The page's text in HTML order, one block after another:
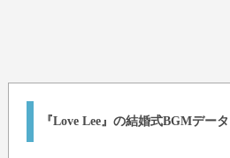
『Love Lee』の結婚式BGMデータ